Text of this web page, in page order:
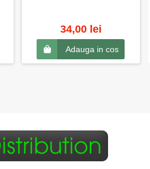
34,00 lei
Adauga in cos